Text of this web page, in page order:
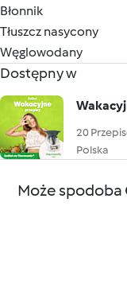
Błonnik
Tłuszcz nasycony
Węglowodany
Dostępny w
20
Polska
Może spodoba